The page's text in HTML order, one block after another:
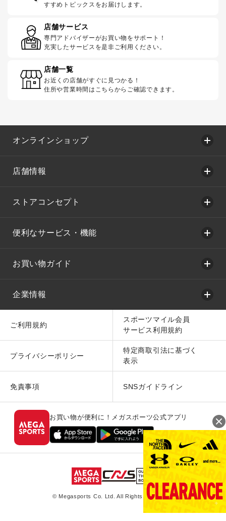
すすめトピックスをお届けします。
店舗サービス
専門アドバイザーがお買い物をサポート！
充実したサービスを是非ご利用ください。
店舗一覧
お近くの店舗がすぐに見つかる！
住所や営業時間はこちらからご確認できます。
オンラインショップ
店舗情報
ストアコンセプト
便利なサービス・機能
お買い物ガイド
企業情報
ご利用規約
スポーツマイル会員
サービス利用規約
プライバシーポリシー
特定商取引法に基づく
表示
免責事項 SNSガイドライン
お買い物が便利に！メガスポーツ公式アプリ
© Megasports Co. Ltd. All Rights Reserved.